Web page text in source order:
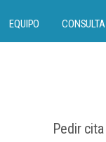
EQUIPO CONSULTA
Pedir cita